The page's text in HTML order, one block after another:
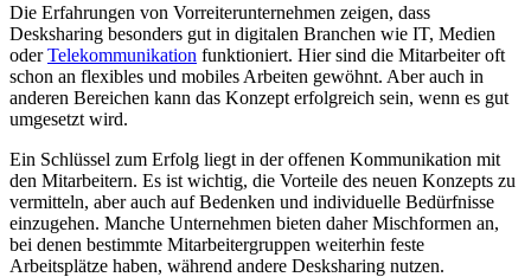
Die Erfahrungen von Vorreiterunternehmen zeigen, dass
Desksharing besonders gut in digitalen Branchen wie IT, Medien
oderTelekommunikation funktioniert. Hier sind die Mitarbeiter oft
schon an flexibles und mobiles Arbeiten gewöhnt. Aber auch in
anderen Bereichen kann das Konzept erfolgreich sein, wenn es gut
umgesetzt wird.
Ein Schlüssel zum Erfolg liegt in der offenen Kommunikation mit
den Mitarbeitern. Es ist wichtig, die Vorteile des neuen Konzepts zu
vermitteln, aber auch auf Bedenken und individuelle Bedürfnisse
einzugehen. Manche Unternehmen bieten daher Mischformen an,
bei denen bestimmte Mitarbeitergruppen weiterhin feste
Arbeitsplätze haben, während andere Desksharing nutzen.